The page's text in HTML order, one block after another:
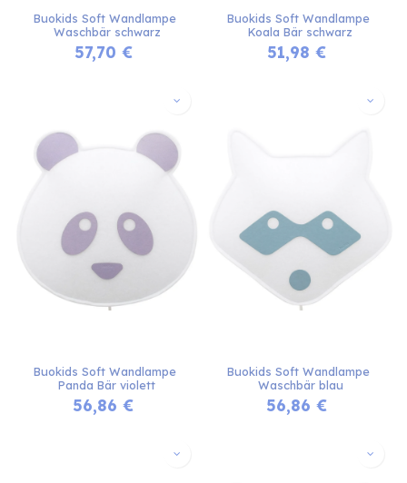
Buokids Soft Wandlampe
Waschbär schwarz
57,70 €
Buokids Soft Wandlampe
Koala Bär schwarz
51,98 €
Buokids Soft Wandlampe
Panda Bär violett
56,86 €
Buokids Soft Wandlampe
Waschbär blau
56,86 €